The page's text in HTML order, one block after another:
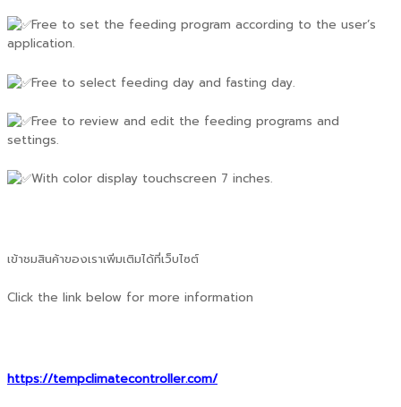
Free to set the feeding program according to the user’s
application.
Free to select feeding day and fasting day.
Free to review and edit the feeding programs and
settings.
With color display touchscreen 7 inches.
เข้าชมสินค้าของเราเพิ่มเติมได้ที่เว็บไซต์
Click the link below for more information
https://tempclimatecontroller.com/